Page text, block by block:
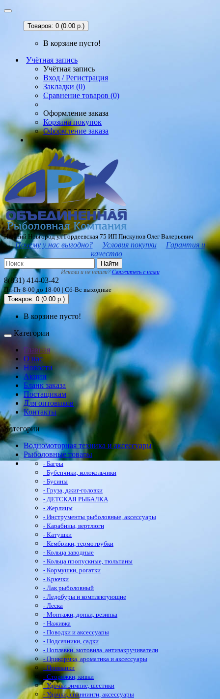
Товаров: 0 (0.00 р.)
В корзине пусто!
Учётная запись
Учётная запись
Вход / Регистрация
Закладки (0)
Сравнение товаров (0)
Оформление заказа
Корзина покупок
Оформление заказа
Нижний Новгород ул Гордеевская 75 ИП Пискунов Олег Валерьевич
Почему у нас выгодно? Условия покупки
Гарантия и
качество
Найти
Искали и не нашли? Свяжитесь с нами
8(831) 414-03-42
Пн-Пт 8-00 до 18-00 | Сб-Вс выходные
Товаров: 0 (0.00 р.)
В корзине пусто!
Категории
Главная
О нас
Новости
Акции
Бланк заказа
Постащикам
Для оптовиков
Контакты
Категории
Водномоторная техника и аксессуары
Рыболовные товары
- Багры
- Бубенчики, колокольчики
- Бусины
- Груза, джиг-головки
- ДЕТСКАЯ РЫБАЛКА
- Жерлицы
- Инструменты рыболовные, аксессуары
- Карабины, вертлюги
- Катушки
- Кембрики, термотрубки
- Кольца заводные
- Кольца пропускные, тюльпаны
- Кормушки, рогатки
- Крючки
- Лак рыболовный
- Ледобуры и комплектующие
- Леска
- Монтажи, донки, резинка
- Наживка
- Поводки и аксессуары
- Подсачники, садки
- Поплавки, мотовила, антизакручиватели
- Прикормка, ароматика и аксессуары
- Приманки
- Сторожки, кивки
- Удочки зимние, шестики
- Удочки, спиннинги, аксессуары